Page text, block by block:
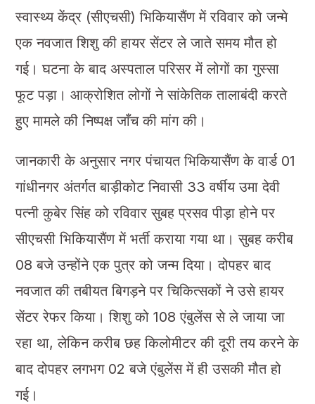
स्वास्थ्य केंद्र (सीएचसी) भिकियासैंण में रविवार को जन्मे
एक नवजात शिशु की हायर सेंटर ले जाते समय मौत हो
गई। घटना के बाद अस्पताल परिसर में लोगों का गुस्सा
फूट पड़ा। आक्रोशित लोगों ने सांकेतिक तालाबंदी करते
हुए मामले की निष्पक्ष जाँच की मांग की।
जानकारी के अनुसार नगर पंचायत भिकियासैंण के वार्ड 01
गांधीनगर अंतर्गत बाड़ीकोट निवासी 33 वर्षीय उमा देवी
पत्नी कुबेर सिंह को रविवार सुबह प्रसव पीड़ा होने पर
सीएचसी भिकियासैंण में भर्ती कराया गया था। सुबह करीब
08 बजे उन्होंने एक पुत्र को जन्म दिया। दोपहर बाद
नवजात की तबीयत बिगड़ने पर चिकित्सकों ने उसे हायर
सेंटर रेफर किया। शिशु को 108 एंबुलेंस से ले जाया जा
रहा था, लेकिन करीब छह किलोमीटर की दूरी तय करने के
बाद दोपहर लगभग 02 बजे एंबुलेंस में ही उसकी मौत हो
गई।